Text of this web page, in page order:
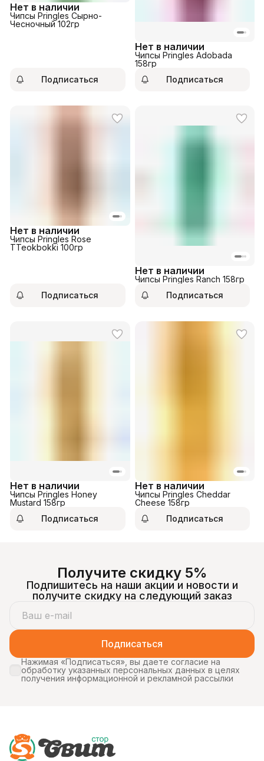
Нет в наличии
Чипсы Pringles Сырно-
Чесночный 102гр
Подписаться
Нет в наличии
Чипсы Pringles Adobada
158гр
Подписаться
Нет в наличии
Чипсы Pringles Rose
TTeokbokki 100гр
Подписаться
Нет в наличии
Чипсы Pringles Ranch 158гр
Подписаться
Нет в наличии
Чипсы Pringles Honey
Mustard 158гр
Подписаться
Нет в наличии
Чипсы Pringles Cheddar
Cheese 158гр
Подписаться
Получите скидку 5%
Подпишитесь на наши акции и новости и
получите скидку на следующий заказ
Подписаться
Нажимая «Подписаться», вы даете согласие на
обработку указанных персональных данных в целях
получения информационной и рекламной рассылки